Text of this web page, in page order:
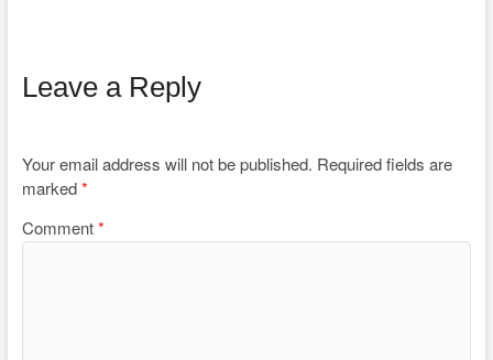
Leave a Reply
Your email address will not be published. Required fields are
marked*
Comment*